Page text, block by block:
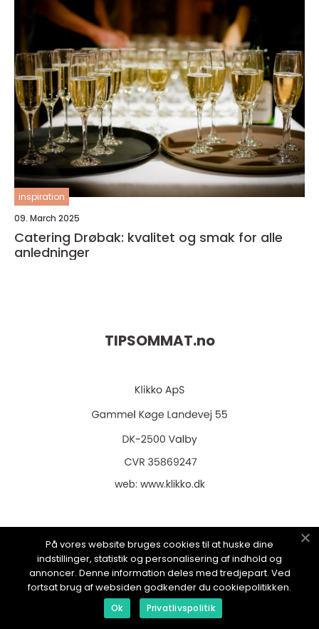
inspiration
09. March 2025
Catering Drøbak: kvalitet og smak for alle
anledninger
TIPSOMMAT.no
web: www.klikko.dk
Menu
Reklame
På vores website bruges cookies til at huske dine
indstillinger, statistik og personalisering af indhold og
annoncer. Denne information deles med tredjepart. Ved
fortsat brug af websiden godkender du cookiepolitikken.
Ok Privatlivspolitik